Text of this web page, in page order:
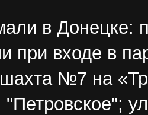
в Донецке:
при входе в
№7 на
"Петровское";